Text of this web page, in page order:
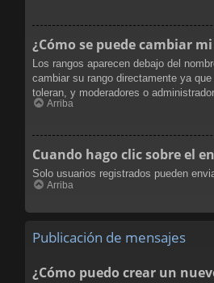
¿Cómo se puede cambiar
Los rangos aparecen debajo del
cambiar su rango directamente ya
toleran, y moderadores o
Arriba
Cuando hago clic sobre el
Solo usuarios registrados pueden
Arriba
Publicación de mensajes
¿Cómo puedo crear un